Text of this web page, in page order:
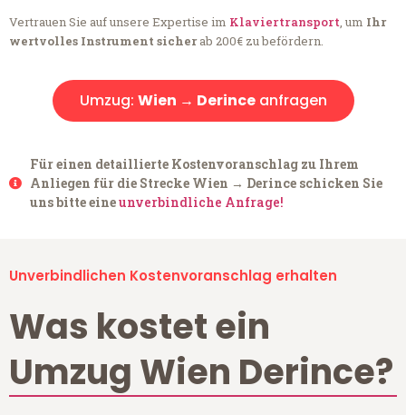
Vertrauen Sie auf unsere Expertise im Klaviertransport, um Ihr
wertvolles Instrument sicherab 200€ zu befördern.
Umzug: Wien → Derinceanfragen
Für einen detaillierte Kostenvoranschlag zu Ihrem
Anliegen für die Strecke Wien → Derince schicken Sie
uns bitte eineunverbindliche Anfrage!
Unverbindlichen Kostenvoranschlag erhalten
Was kostet ein
Umzug Wien Derince?